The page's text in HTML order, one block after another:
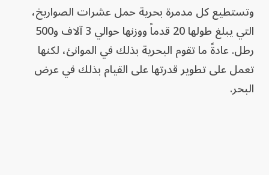
وتستطيع كل مدمرة بحرية حمل عشرات الصواريخ،
التي يبلغ طولها 20 قدماً ووزنها حوالي 3 آلاف و500
رطل. عادةً ما تقوم البحرية بذلك في الموانئ، لكنها
تعمل على تطوير قدرتها على القيام بذلك في عرض
البحر.